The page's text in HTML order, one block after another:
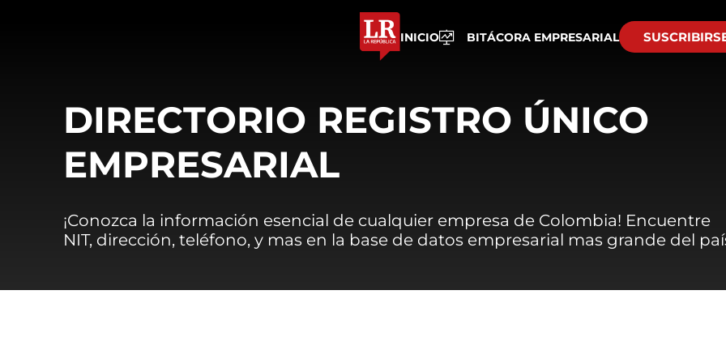
INICIO BITÁCORA EMPRESARIAL
DIRECTORIO REGISTRO ÚNICO
EMPRESARIAL
¡Conozca la información esencial de cualquier empresa de Colombia! Encuentre
NIT, dirección, teléfono, y mas en la base de datos empresarial mas grande del